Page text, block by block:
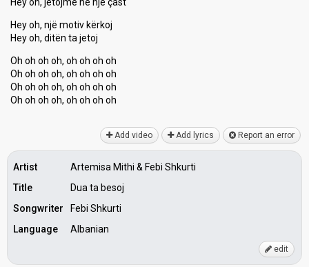
Hey oh, një motiv kërkoj
Hey oh, ditën tа jetoj
Oh oh oh oh, oh oh oh oh
Oh oh oh oh, oh oh oh oh
Oh oh oh oh, oh oh oh oh
Oh oh oh oh, oh oh oh oh
Add video Add lyrics Report an error
Artist
Artemisa Mithi & Febi Shkurti
Title
Dua ta besoj
Songwriter
Febi Shkurti
Language
Albanian
edit